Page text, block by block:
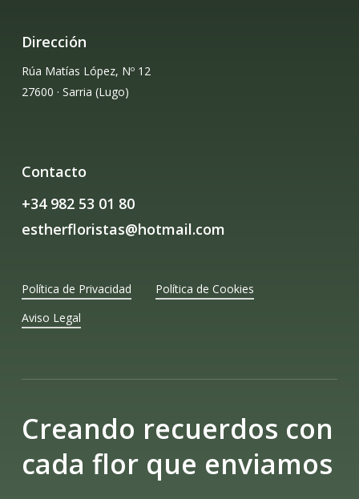
Dirección
Rúa Matías López, Nº 12
27600 · Sarria (Lugo)
Contacto
+34 982 53 01 80
estherfloristas@hotmail.com
Política de Privacidad
Política de Cookies
Aviso Legal
Creando recuerdos con
cada flor que enviamos